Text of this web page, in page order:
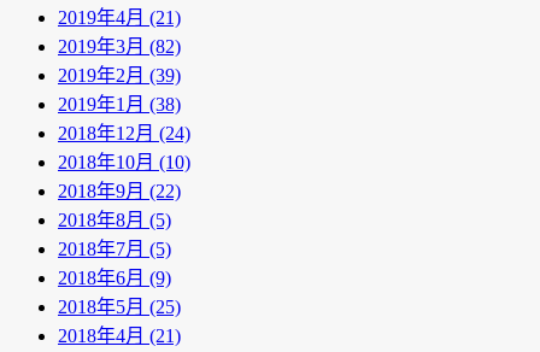
2019年4月 (21)
2019年3月 (82)
2019年2月 (39)
2019年1月 (38)
2018年12月 (24)
2018年10月 (10)
2018年9月 (22)
2018年8月 (5)
2018年7月 (5)
2018年6月 (9)
2018年5月 (25)
2018年4月 (21)